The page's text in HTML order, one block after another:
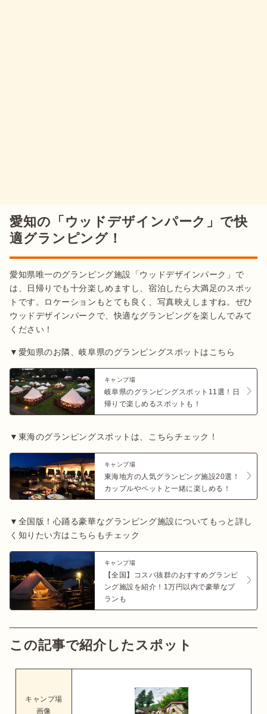
愛知の「ウッドデザインパーク」で快
適グランピング！
愛知県唯一のグランピング施設「ウッドデザインパーク」で
は、日帰りでも十分楽しめますし、宿泊したら大満足のスポッ
トです。ロケーションもとても良く、写真映えしますね。ぜひ
ウッドデザインパークで、快適なグランピングを楽しんでみて
ください！
▼愛知県のお隣、岐阜県のグランピングスポットはこちら
キャンプ場
岐阜県のグランピングスポット11選！日
帰りで楽しめるスポットも！
▼東海のグランピングスポットは、こちらチェック！
キャンプ場
東海地方の人気グランピング施設20選！
カップルやペットと一緒に楽しめる！
▼全国版！心踊る豪華なグランピング施設についてもっと詳し
く知りたい方はこちらもチェック
キャンプ場
【全国】コスパ抜群のおすすめグランピ
ング施設を紹介！1万円以内で豪華なプ
ランも
この記事で紹介したスポット
キャンプ場
画像